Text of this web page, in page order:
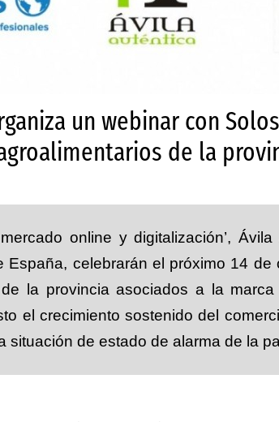
un webinar con
de la
online y digitalización’,
España, celebrarán el próximo 14
de la provincia asociados a la
el crecimiento sostenido del
situación de estado de alarma de la